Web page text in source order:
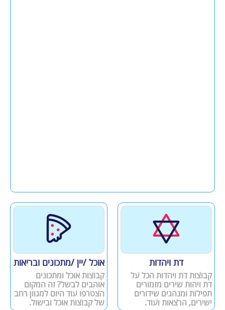
דת ויהדות
קבוצות דת ויהדות הכל על
דת ויהות שירים מזמורים
תפילות ומנהגים שידורים
ישירים, הרצאות ועוד.
אוכל /יין /מתכונים ובריאות
קבוצות אוכל ומתכונים
אוהבים לבשל? זה המקום
הצטרפו עוד היום למגוון רחב
של קבוצות אוכל ובישול.